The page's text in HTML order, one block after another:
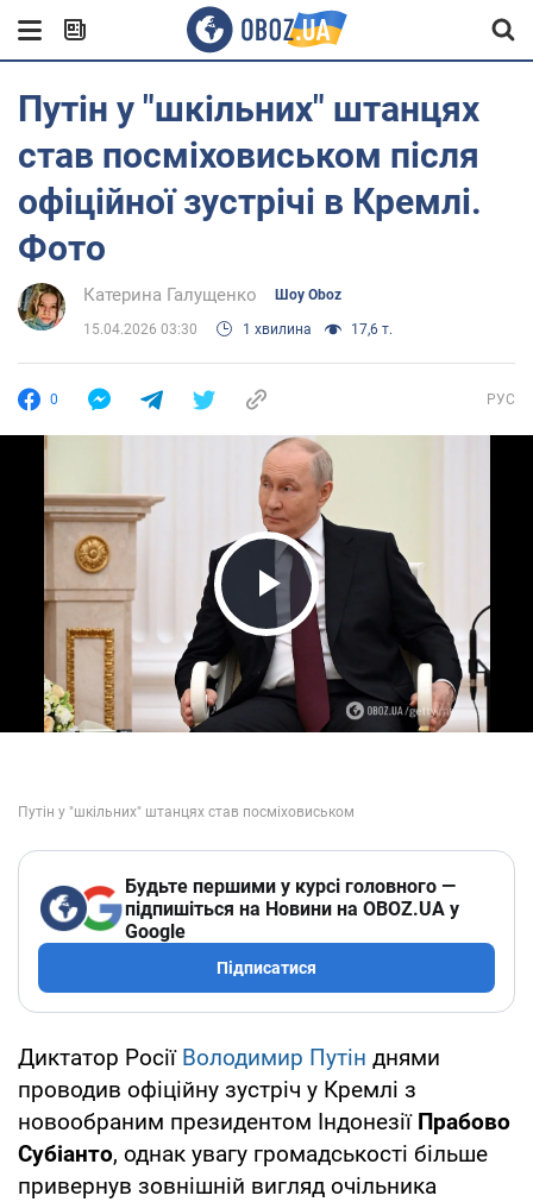
Путін у "шкільних" штанцях
став посміховиськом після
офіційної зустрічі в Кремлі.
Фото
Катерина Галущенко Шоу Oboz
15.04.2026 03:30 1 хвилина 17,6 т.
0 РУС
Play Video
Будьте першими у курсі головного —
підпишіться на Новини на OBOZ.UA у
Google
Підписатися
Диктатор Росії Володимир Путін днями
проводив офіційну зустріч у Кремлі з
новообраним президентом Індонезії Прабово
Субіанто, однак увагу громадськості більше
привернув зовнішній вигляд очільника